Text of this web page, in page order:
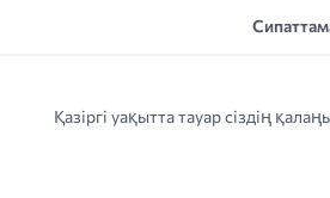
Қазіргі уақытта тауар сіздің